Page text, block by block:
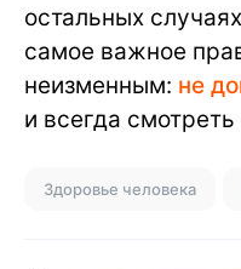
остальных
самое важное
неизменным: не
и всегда смотреть
Здоровье человека